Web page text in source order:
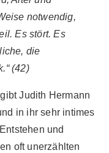
notwendig,
Es stört. Es
die
(42)
Judith Hermann
in ihr sehr intimes
und
oft unerzählten